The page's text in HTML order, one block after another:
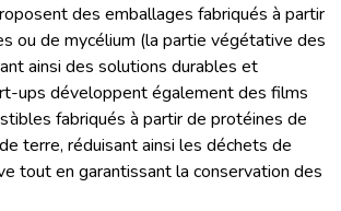
des emballages fabriqués à partir
ou de mycélium (la partie végétative des
ainsi des solutions durables et
ups développent également des films
fabriqués à partir de protéines de
terre, réduisant ainsi les déchets de
tout en garantissant la conservation des